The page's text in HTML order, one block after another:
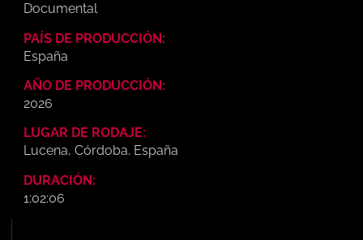
Documental
PAÍS DE PRODUCCIÓN:
España
AÑO DE PRODUCCIÓN:
2026
LUGAR DE RODAJE:
Lucena, Córdoba. España
DURACIÓN:
1:02:06